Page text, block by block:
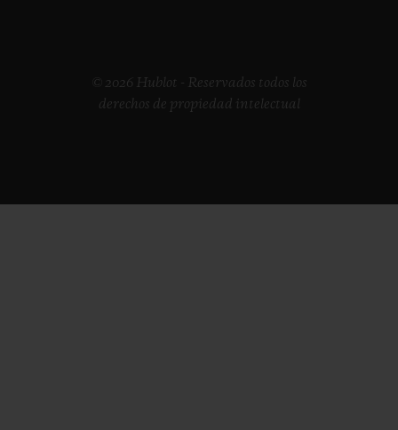
© 2026 Hublot - Reservados todos los
derechos de propiedad intelectual